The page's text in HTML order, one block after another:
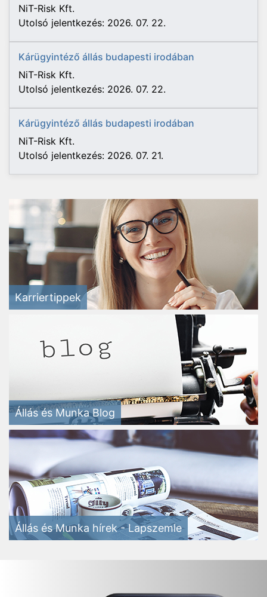
NiT-Risk Kft.
Utolsó jelentkezés: 2026. 07. 22.
Kárügyintéző állás budapesti irodában
NiT-Risk Kft.
Utolsó jelentkezés: 2026. 07. 22.
Kárügyintéző állás budapesti irodában
NiT-Risk Kft.
Utolsó jelentkezés: 2026. 07. 21.
Karriertippek
Állás és Munka Blog
Állás és Munka hírek - Lapszemle